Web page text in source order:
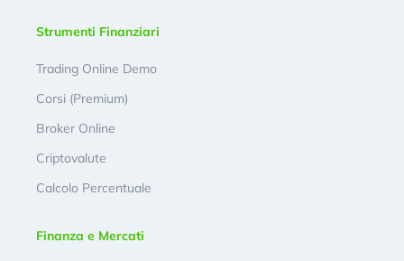
Strumenti Finanziari
Trading Online Demo
Corsi (Premium)
Broker Online
Criptovalute
Calcolo Percentuale
Finanza e Mercati